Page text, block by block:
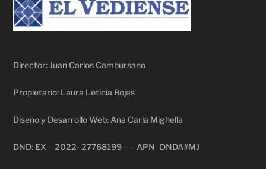
Director: Juan Carlos Cambursano
Propietario: Laura Leticia Rojas
Diseño y Desarrollo Web: Ana Carla Mighella
DND: EX – 2022- 27768199 – – APN- DNDA#MJ